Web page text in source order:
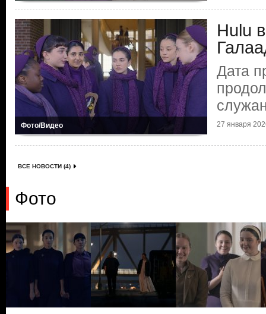
Фото/Видео
Hulu
Дата
27 января
ВСЕ НОВОСТИ (4)
Фото